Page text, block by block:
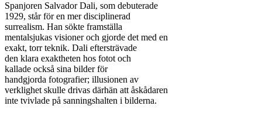
Spanjoren Salvador Dali, som debuterade
1929, står för en mer disciplinerad
surrealism. Han sökte framställa
mentalsjukas visioner och gjorde det med en
exakt, torr teknik. Dali eftersträvade
den klara exaktheten hos fotot och
kallade också sina bilder för
handgjorda fotografier; illusionen av
verklighet skulle drivas därhän att åskådaren
inte tvivlade på sanningshalten i bilderna.